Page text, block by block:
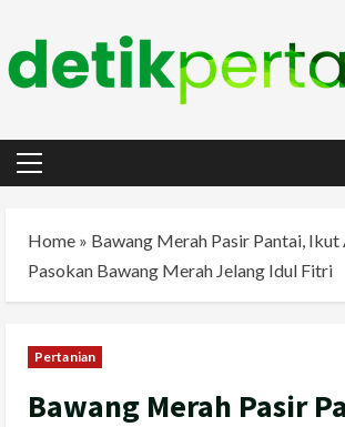
content
Primary
Home » Bawang Merah Pasir Pantai, Ikut
Pasokan Bawang Merah Jelang Idul Fitri
Pertanian
Bawang Merah Pasir